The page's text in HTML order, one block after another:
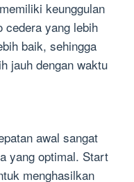
keunggulan
cedera yang lebih
baik, sehingga
jauh dengan waktu
awal sangat
yang optimal. Start
menghasilkan